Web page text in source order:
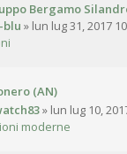
Bergamo
blu » lun lug 31, 2017
(AN)
» lun lug 10,
moderne